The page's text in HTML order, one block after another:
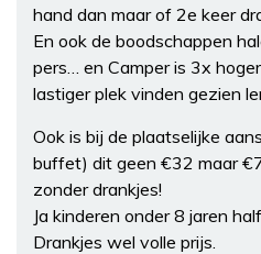
hand dan maar of 2e keer
En ook de boodschappen
pers… en Camper is 3x
lastiger plek vinden gezien
Ook is bij de plaatselijke
buffet) dit geen €32 maar
zonder drankjes!
Ja kinderen onder 8 jaren
Drankjes wel volle prijs.